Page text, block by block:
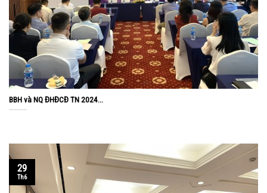
BBH và NQ ĐHĐCĐ TN 2024...
29
Th6